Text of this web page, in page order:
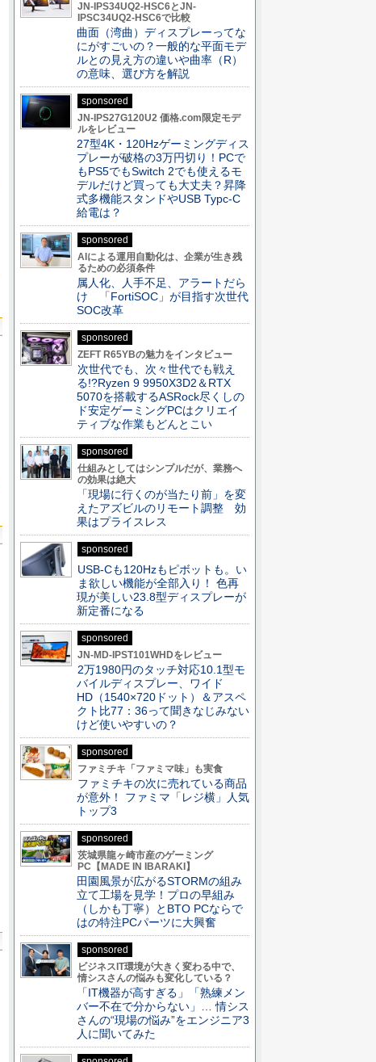
JN-IPS34UQ2-HSC6とJN-
IPSC34UQ2-HSC6で比較
曲面（湾曲）ディスプレーってな
にがすごいの？一般的な平面モデ
ルとの見え方の違いや曲率（R）
の意味、選び方を解説
sponsored
JN-IPS27G120U2 価格.com限定モデ
ルをレビュー
27型4K・120Hzゲーミングディス
プレーが破格の3万円切り！PCで
もPS5でもSwitch 2でも使えるモ
デルだけど買っても大丈夫？昇降
式多機能スタンドやUSB Typc-C
給電は？
sponsored
AIによる運用自動化は、企業が生き残
るための必須条件
属人化、人手不足、アラートだら
け 「FortiSOC」が目指す次世代
SOC改革
sponsored
ZEFT R65YBの魅力をインタビュー
次世代でも、次々世代でも戦え
る!?Ryzen 9 9950X3D2＆RTX
5070を搭載するASRock尽くしの
ド安定ゲーミングPCはクリエイ
ティブな作業もどんとこい
sponsored
仕組みとしてはシンプルだが、業務へ
の効果は絶大
「現場に行くのが当たり前」を変
えたアズビルのリモート調整 効
果はプライスレス
sponsored
USB-Cも120Hzもピボットも。い
ま欲しい機能が全部入り！ 色再
現が美しい23.8型ディスプレーが
新定番になる
sponsored
JN-MD-IPST101WHDをレビュー
2万1980円のタッチ対応10.1型モ
バイルディスプレー、ワイド
HD（1540×720ドット）＆アスペ
クト比77：36って聞きなじみない
けど使いやすいの？
sponsored
ファミチキ「ファミマ味」も実食
ファミチキの次に売れている商品
が意外！ ファミマ「レジ横」人気
トップ3
sponsored
茨城県龍ヶ崎市産のゲーミング
PC【MADE IN IBARAKI】
田園風景が広がるSTORMの組み
立て工場を見学！プロの早組み
（しかも丁寧）とBTO PCならで
はの特注PCパーツに大興奮
sponsored
ビジネスIT環境が大きく変わる中で、
情シスさんの悩みも変化している？
「IT機器が高すぎる」「熟練メン
バー不在で分からない」… 情シス
さんの“現場の悩み”をエンジニア3
人に聞いてみた